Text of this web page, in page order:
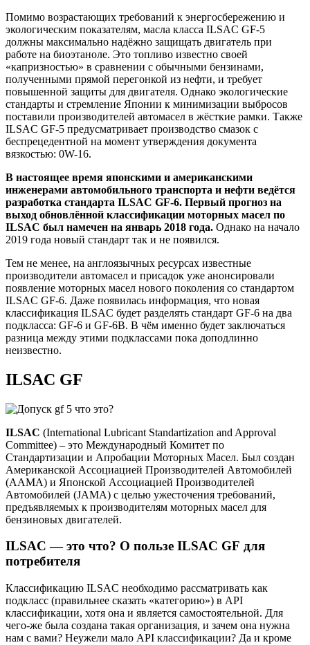
Помимо возрастающих требований к энергосбережению и
экологическим показателям, масла класса ILSAC GF-5
должны максимально надёжно защищать двигатель при
работе на биоэтаноле. Это топливо известно своей
«капризностью» в сравнении с обычными бензинами,
полученными прямой перегонкой из нефти, и требует
повышенной защиты для двигателя. Однако экологические
стандарты и стремление Японии к минимизации выбросов
поставили производителей автомасел в жёсткие рамки. Также
ILSAC GF-5 предусматривает производство смазок с
беспрецедентной на момент утверждения документа
вязкостью: 0W-16.
В настоящее время японскими и американскими
инженерами автомобильного транспорта и нефти ведётся
разработка стандарта ILSAC GF-6. Первый прогноз на
выход обновлённой классификации моторных масел по
ILSAC был намечен на январь 2018 года. Однако на начало
2019 года новый стандарт так и не появился.
Тем не менее, на англоязычных ресурсах известные
производители автомасел и присадок уже анонсировали
появление моторных масел нового поколения со стандартом
ILSAC GF-6. Даже появилась информация, что новая
классификация ILSAC будет разделять стандарт GF-6 на два
подкласса: GF-6 и GF-6В. В чём именно будет заключаться
разница между этими подклассами пока доподлинно
неизвестно.
ILSAC GF
ILSAC (International Lubricant Standartization and Approval
Committee) – это Международный Комитет по
Стандартизации и Апробации Моторных Масел. Был создан
Американской Ассоциацией Производителей Автомобилей
(ААМА) и Японской Ассоциацией Производителей
Автомобилей (JAMA) с целью ужесточения требований,
предъявляемых к производителям моторных масел для
бензиновых двигателей.
ILSAC — это что? О пользе ILSAC GF для
потребителя
Классификацию ILSAC необходимо рассматривать как
подкласс (правильнее сказать «категорию») в API
классификации, хотя она и является самостоятельной. Для
чего-же была создана такая организация, и зачем она нужна
нам с вами? Неужели мало API классификации? Да и кроме